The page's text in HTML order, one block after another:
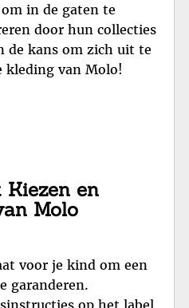
in de gaten te
door hun collecties
de kans om zich uit te
van Molo!
en
Molo
voor je kind om een
garanderen.
op het label